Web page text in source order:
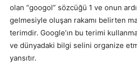
olan “googol” sözcüğü 1 ve onun
gelmesiyle oluşan rakamı belirten
terimdir. Google’ın bu terimi
ve dünyadaki bilgi selini organize
yansıtır.